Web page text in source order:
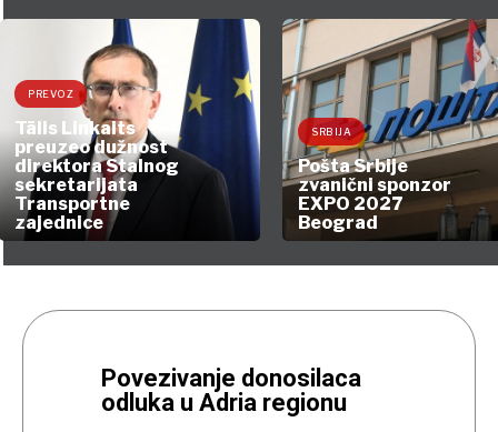
PREVOZ
Tālis Linkaits
preuzeo dužnost
direktora Stalnog
sekretarijata
Transportne
zajednice
SRBIJA
Pošta Srbije
zvanični sponzor
EXPO 2027
Beograd
Povezivanje donosilaca
odluka u Adria regionu